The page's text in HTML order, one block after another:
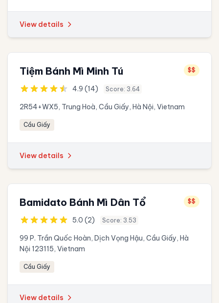
View details
Tiệm Bánh Mì Minh Tú $$
4.9 (14) Score: 3.64
2R54+WX5, Trung Hoà, Cầu Giấy, Hà Nội, Vietnam
Cầu Giấy
View details
Bamidato Bánh Mì Dân Tổ $$
5.0 (2) Score: 3.53
99 P. Trần Quốc Hoàn, Dịch Vọng Hậu, Cầu Giấy, Hà
Nội 123115, Vietnam
Cầu Giấy
View details